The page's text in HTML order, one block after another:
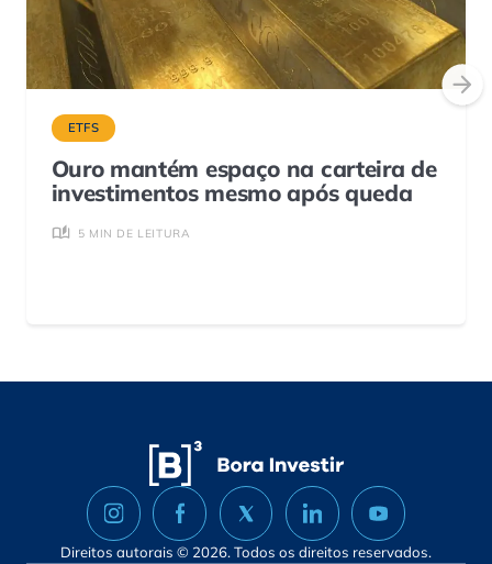
ETFS
Ouro mantém espaço na carteira de
investimentos mesmo após queda
5 MIN DE LEITURA
Direitos autorais © 2026. Todos os direitos reservados.